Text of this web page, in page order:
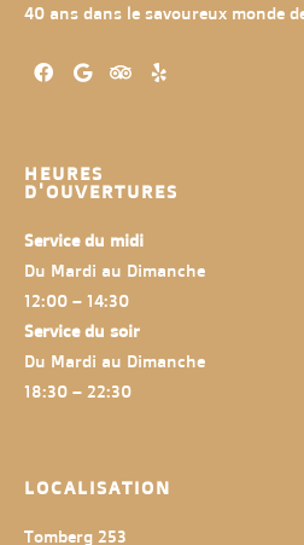
40 ans dans le savoureux monde
HEURES
D'OUVERTURES
Service du midi
Du Mardi au Dimanche
12:00 – 14:30
Service du soir
Du Mardi au Dimanche
18:30 – 22:30
LOCALISATION
Tomberg 253